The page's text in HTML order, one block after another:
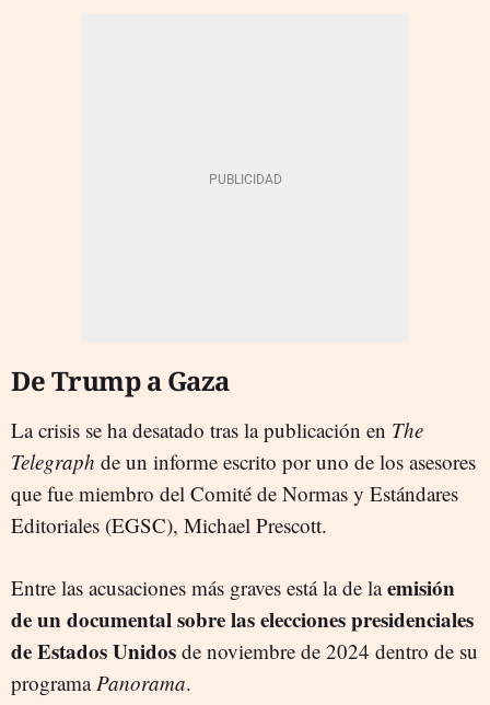
De Trump a Gaza
La crisis se ha desatado tras la publicación en The
Telegraph de un informe escrito por uno de los asesores
que fue miembro del Comité de Normas y Estándares
Editoriales (EGSC), Michael Prescott.
Entre las acusaciones más graves está la de laemisión
de un documental sobre las elecciones presidenciales
de Estados Unidos de noviembre de 2024 dentro de su
programa Panorama.